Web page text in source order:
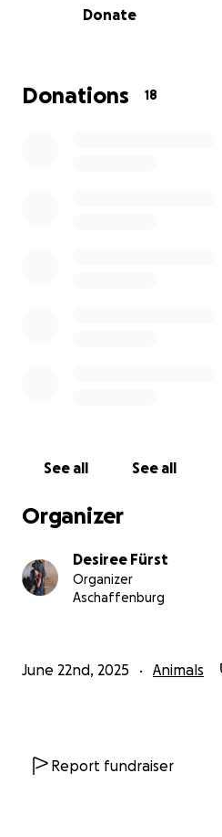
unterstützen würde.
Donate
Donations 18
See all See all
Organizer
Desiree Fürst
Organizer
Aschaffenburg
June 22nd, 2025 Animals
Report fundraiser